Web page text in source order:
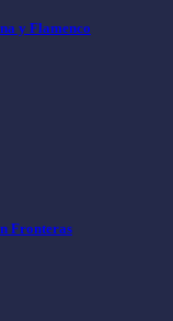
y Flamenco
Fronteras